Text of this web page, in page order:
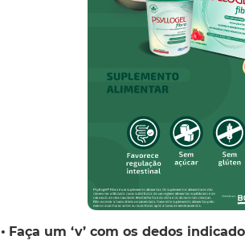
• Faça um ‘v’ com os dedos